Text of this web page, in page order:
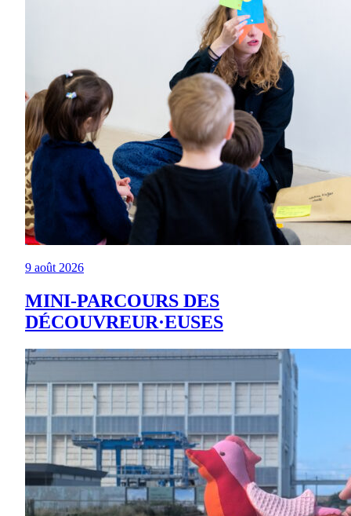
9 août 2026
MINI-PARCOURS DES
DÉCOUVREUR·EUSES